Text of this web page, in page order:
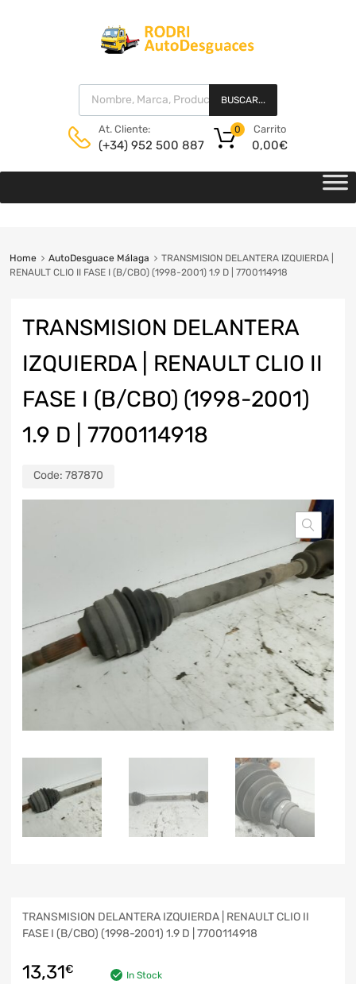
BUSCAR...
At. Cliente:
(+34) 952 500 887
Carrito
0,00€
0
Home AutoDesguace Málaga
TRANSMISION DELANTERA IZQUIERDA |
RENAULT CLIO II FASE I (B/CBO) (1998-2001) 1.9 D | 7700114918
TRANSMISION DELANTERA
IZQUIERDA | RENAULT CLIO II
FASE I (B/CBO) (1998-2001)
1.9 D | 7700114918
Code: 787870
TRANSMISION DELANTERA IZQUIERDA | RENAULT CLIO II
FASE I (B/CBO) (1998-2001) 1.9 D | 7700114918
13,31€ In Stock